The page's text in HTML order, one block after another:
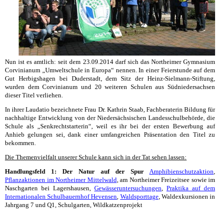
Nun ist es amtlich: seit dem 23.09.2014 darf sich das Northeimer Gymnasium
Corvinianum „Umweltschule in Europa“ nennen. In einer Feierstunde auf dem
Gut Herbigshagen bei Duderstadt, dem Sitz der Heinz-Sielmann-Stiftung,
wurden dem Corvinianum und 20 weiteren Schulen aus Südniedersachsen
dieser Titel verliehen.
In ihrer Laudatio bezeichnete Frau Dr. Kathrin Staab, Fachberaterin Bildung für
nachhaltige Entwicklung von der Niedersächsischen Landesschulbehörde, die
Schule als „Senkrechtstarterin“, weil es ihr bei der ersten Bewerbung auf
Anhieb gelungen sei, dank einer umfangreichen Präsentation den Titel zu
bekommen.
Die Themenvielfalt unserer Schule kann sich in der Tat sehen lassen:
Handlungsfeld 1: Der Natur auf der Spur
Amphibienschutzaktion,
Pflanzaktionen im Northeimer Mittelwald, am Northeimer Freizeitsee sowie im
Naschgarten bei Lagershausen, Gewässeruntersuchungen, Praktika auf dem
Internationalen Schulbauernhof Hevensen, Waldsporttage, Waldexkursionen in
Jahrgang 7 und Q1, Schulgarten, Wildkatzenprojekt